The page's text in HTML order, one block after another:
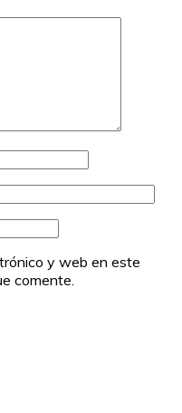
y web en este
comente.